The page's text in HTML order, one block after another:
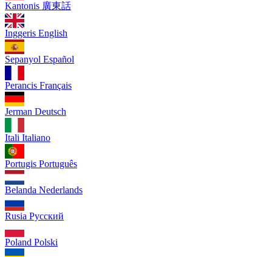
Kantonis 廣東話
Inggeris English
Sepanyol Español
Perancis Français
Jerman Deutsch
Itali Italiano
Portugis Português
Belanda Nederlands
Rusia Русский
Poland Polski